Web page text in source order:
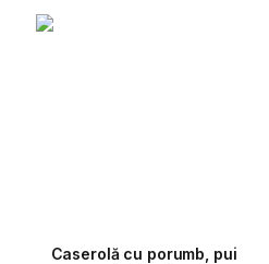
Caserolă cu porumb, pui